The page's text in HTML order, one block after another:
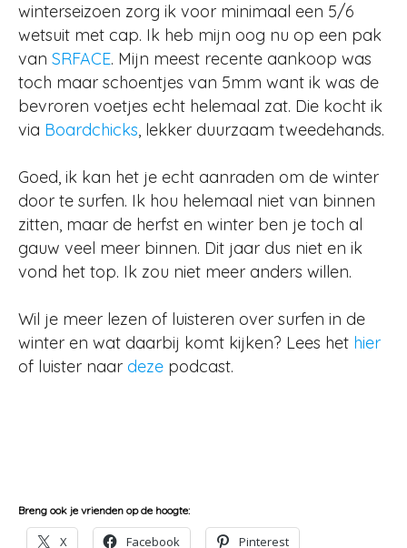
winterseizoen zorg ik voor minimaal een 5/6
wetsuit met cap. Ik heb mijn oog nu op een pak
van SRFACE. Mijn meest recente aankoop was
toch maar schoentjes van 5mm want ik was de
bevroren voetjes echt helemaal zat. Die kocht ik
via Boardchicks, lekker duurzaam tweedehands.
Goed, ik kan het je echt aanraden om de winter
door te surfen. Ik hou helemaal niet van binnen
zitten, maar de herfst en winter ben je toch al
gauw veel meer binnen. Dit jaar dus niet en ik
vond het top. Ik zou niet meer anders willen.
Wil je meer lezen of luisteren over surfen in de
winter en wat daarbij komt kijken? Lees het hier
of luister naar deze podcast.
Breng ook je vrienden op de hoogte:
X Facebook Pinterest